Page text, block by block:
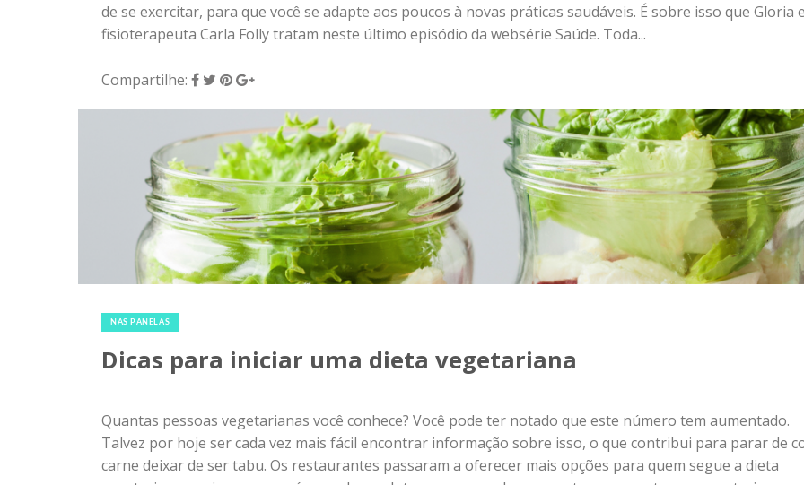
de se exercitar, para que você se adapte aos poucos à novas práticas saudáveis. É sobre isso que Gloria
fisioterapeuta Carla Folly tratam neste último episódio da websérie Saúde. Toda...
Compartilhe:
NAS PANELAS
Dicas para iniciar uma dieta vegetariana
Quantas pessoas vegetarianas você conhece? Você pode ter notado que este número tem aumentado.
Talvez por hoje ser cada vez mais fácil encontrar informação sobre isso, o que contribui para parar de
carne deixar de ser tabu. Os restaurantes passaram a oferecer mais opções para quem segue a dieta